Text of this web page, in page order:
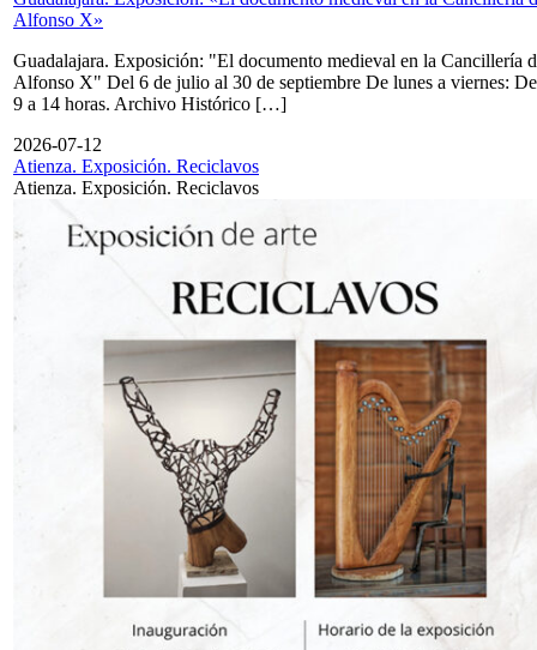
Alfonso X»
Guadalajara. Exposición: "El documento medieval en la Cancillería
Alfonso X" Del 6 de julio al 30 de septiembre De lunes a viernes: De
9 a 14 horas. Archivo Histórico […]
2026-07-12
Atienza. Exposición. Reciclavos
Atienza. Exposición. Reciclavos